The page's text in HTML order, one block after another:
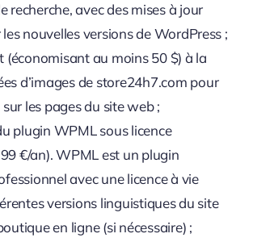
recherche, avec des mises à jour
nouvelles versions de WordPress ;
(économisant au moins 50 $) à la
d’images de store24h7.com pour
les pages du site web ;
plugin WPML sous licence
€/an). WPML est un plugin
avec une licence à vie
versions linguistiques du site
en ligne (si nécessaire) ;